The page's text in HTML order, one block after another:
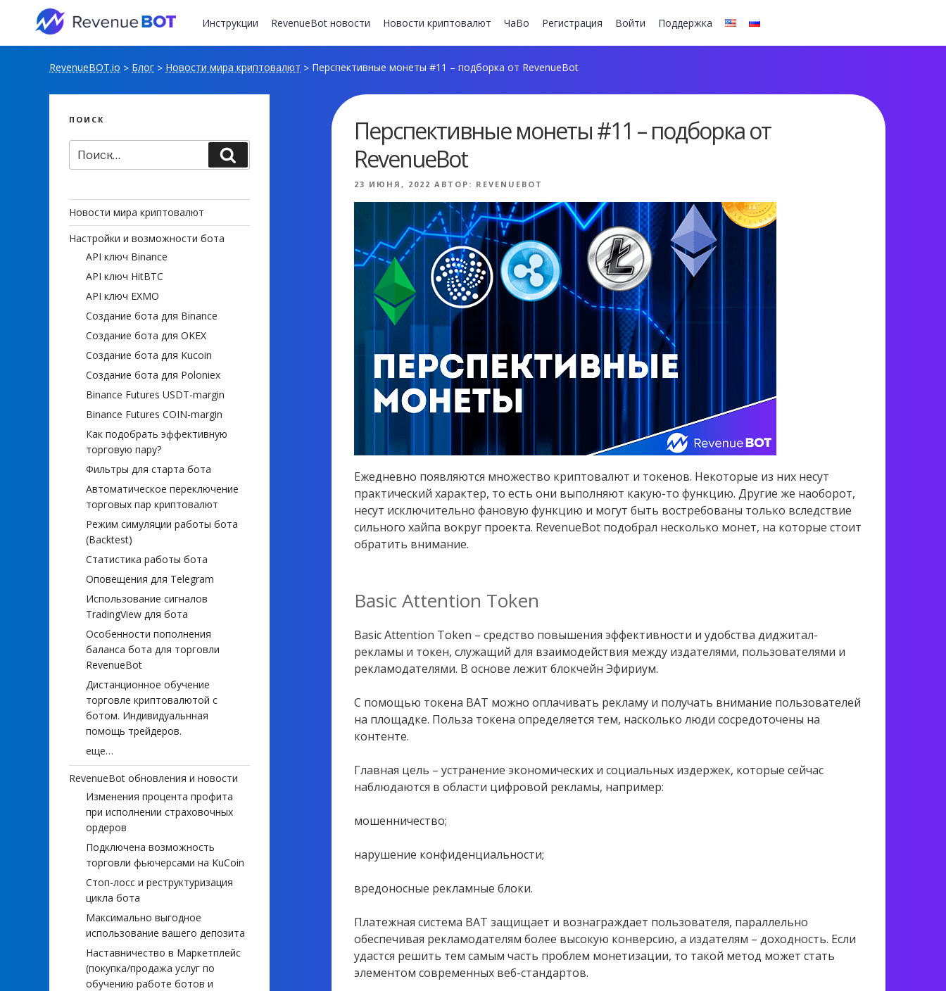
Перейти
содержимому
Инструкции RevenueBot новости Новости криптовалют ЧаВо Регистрация Войти Поддержка
RevenueBOT.io > Блог > Новости мира криптовалют > Перспективные монеты #11 – подборка от RevenueBot
Перспективные монеты #11 – подборка от
RevenueBot
ОПУБЛИКОВАНО
23 ИЮНЯ, 2022 АВТОР: REVENUEBOT
Ежедневно появляются множество криптовалют и токенов. Некоторые из них несут
практический характер, то есть они выполняют какую-то функцию. Другие же наоборот,
несут исключительно фановую функцию и могут быть востребованы только вследствие
сильного хайпа вокруг проекта. RevenueBot подобрал несколько монет, на которые стоит
обратить внимание.
Basic Attention Token
Basic Attention Token – средство повышения эффективности и удобства диджитал-
рекламы и токен, служащий для взаимодействия между издателями, пользователями и
рекламодателями. В основе лежит блокчейн Эфириум.
С помощью токена BAT можно оплачивать рекламу и получать внимание пользователей
на площадке. Польза токена определяется тем, насколько люди сосредоточены на
контенте.
Главная цель – устранение экономических и социальных издержек, которые сейчас
наблюдаются в области цифровой рекламы, например:
мошенничество;
нарушение конфиденциальности;
вредоносные рекламные блоки.
Платежная система BAT защищает и вознаграждает пользователя, параллельно
обеспечивая рекламодателям более высокую конверсию, а издателям – доходность. Если
удастся решить тем самым часть проблем монетизации, то такой метод может стать
элементом современных веб-стандартов.
ПОИСК
Новости мира криптовалют
Настройки и возможности бота
API ключ Binance
API ключ HitBTC
API ключ EXMO
Создание бота для Binance
Создание бота для OKEX
Создание бота для Kucoin
Создание бота для Poloniex
Binance Futures USDT-margin
Binance Futures COIN-margin
Как подобрать эффективную
торговую пару?
Фильтры для старта бота
Автоматическое переключение
торговых пар криптовалют
Режим симуляции работы бота
(Backtest)
Статистика работы бота
Оповещения для Telegram
Использование сигналов
TradingView для бота
Особенности пополнения
баланса бота для торговли
RevenueBot
Дистанционное обучение
торговле криптовалютой с
ботом. Индивидуальнная
помощь трейдеров.
еще…
RevenueBot обновления и новости
Изменения процента профита
при исполнении страховочных
ордеров
Подключена возможность
торговли фьючерсами на KuCoin
Стоп-лосс и реструктуризация
цикла бота
Максимально выгодное
использование вашего депозита
Наставничество в Маркетплейс
(покупка/продажа услуг по
обучению работе ботов и